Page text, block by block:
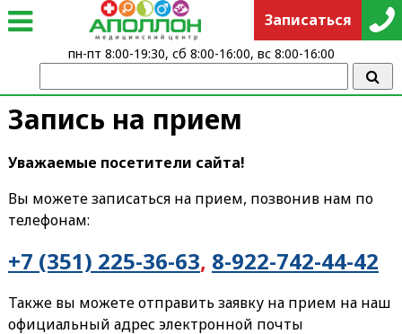
Запись на прием
Уважаемые посетители сайта!
Вы можете записаться на прием, позвонив нам по
телефонам:
+7 (351) 225-36-63, 8-922-742-44-42
Также вы можете отправить заявку на прием на наш
официальный адрес электронной почты
Записаться
пн-пт 8:00-19:30, сб 8:00-16:00, вс 8:00-16:00